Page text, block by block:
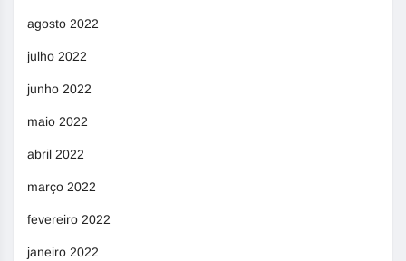
agosto 2022
julho 2022
junho 2022
maio 2022
abril 2022
março 2022
fevereiro 2022
janeiro 2022